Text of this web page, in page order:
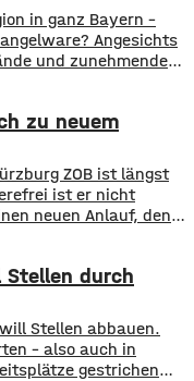
in ganz Bayern –
Angesichts
und zunehmender
10-Punkte-
Fraktion hat
im Petto.
zu neuem
ZOB ist längst
ist er nicht
neuen Anlauf, den
In einer
jetzt Lob, Kritik
sind
durch
Stellen abbauen.
– also auch in
gestrichen